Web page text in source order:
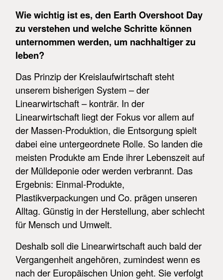
Wie wichtig ist es, den Earth Overshoot Day
zu verstehen und welche Schritte können
unternommen werden, um nachhaltiger zu
leben?
Das Prinzip der Kreislaufwirtschaft steht
unserem bisherigen System – der
Linearwirtschaft – konträr. In der
Linearwirtschaft liegt der Fokus vor allem auf
der Massen-Produktion, die Entsorgung spielt
dabei eine untergeordnete Rolle. So landen die
meisten Produkte am Ende ihrer Lebenszeit auf
der Mülldeponie oder werden verbrannt. Das
Ergebnis: Einmal-Produkte,
Plastikverpackungen und Co. prägen unseren
Alltag. Günstig in der Herstellung, aber schlecht
für Mensch und Umwelt.
Deshalb soll die Linearwirtschaft auch bald der
Vergangenheit angehören, zumindest wenn es
nach der Europäischen Union geht. Sie verfolgt